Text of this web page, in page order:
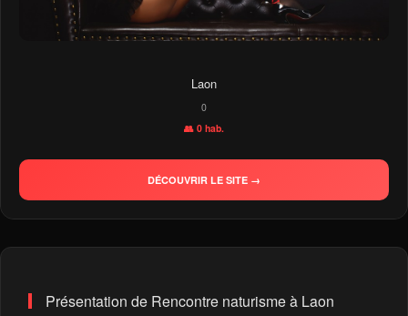
Laon
0
👥 0 hab.
DÉCOUVRIR LE SITE →
Présentation de Rencontre naturisme à Laon